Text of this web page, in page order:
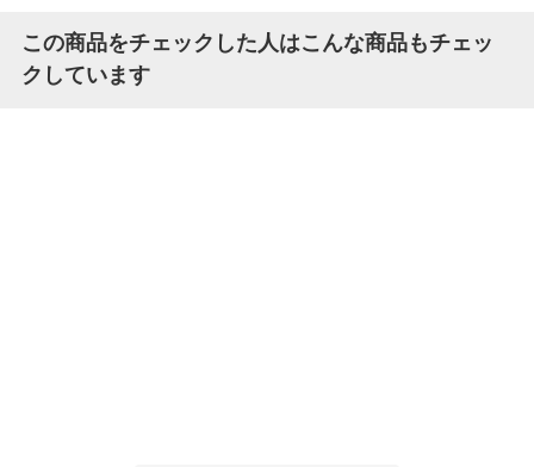
この商品をチェックした人はこんな商品もチェッ
クしています